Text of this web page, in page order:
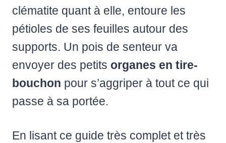
clématite quant à elle, entoure les
pétioles de ses feuilles autour des
supports. Un pois de senteur va
envoyer des petits organes en tire-
bouchon pour s’aggriper à tout ce qui
passe à sa portée.
En lisant ce guide très complet et très